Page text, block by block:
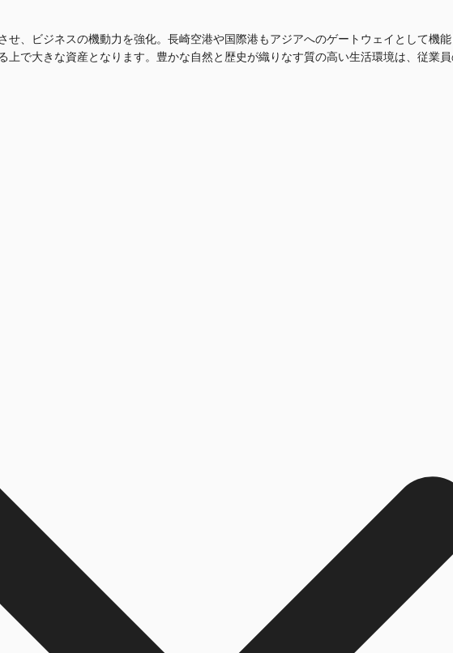
、ビジネスの機動力を強化。長崎空港や国際港もアジアへのゲートウェイとして機
で大きな資産となります。豊かな自然と歴史が織りなす質の高い生活環境は、従業